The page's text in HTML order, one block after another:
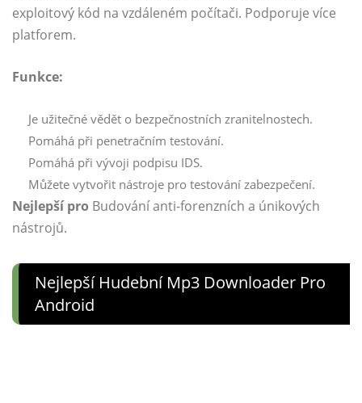
exploitový kód na vzdáleném počítači. Podporuje více
platforem.
Funkce:
Je užitečné vědět o bezpečnostních zranitelnostech.
Pomáhá při penetračním testování.
Pomáhá při vývoji podpisu IDS.
Můžete vytvořit nástroje pro testování zabezpečení.
Nejlepší pro Budování anti-forenzních a únikových
nástrojů.
Nejlepší Hudební Mp3 Downloader Pro
Android